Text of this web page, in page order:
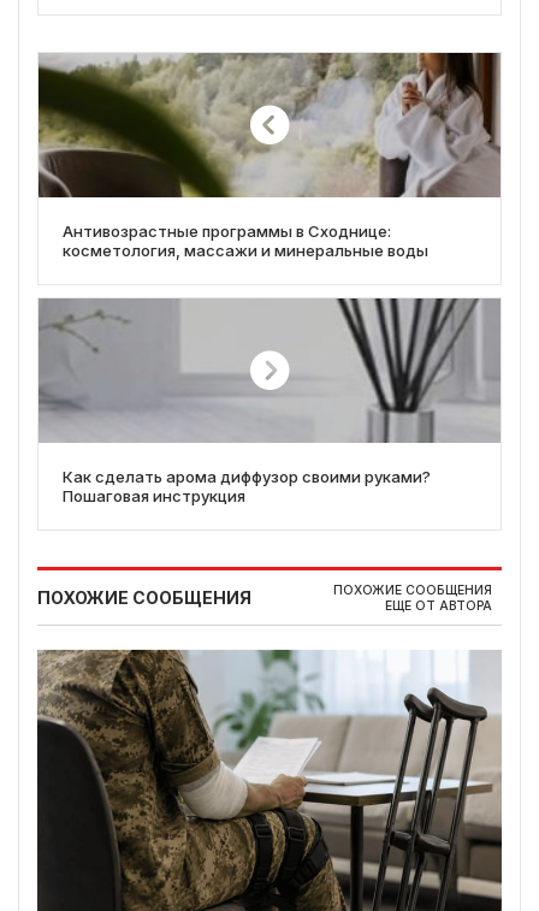
Антивозрастные программы в Сходнице:
косметология, массажи и минеральные воды
Как сделать арома диффузор своими руками?
Пошаговая инструкция
ПОХОЖИЕ СООБЩЕНИЯ
ПОХОЖИЕ СООБЩЕНИЯ
ЕЩЕ ОТ АВТОРА